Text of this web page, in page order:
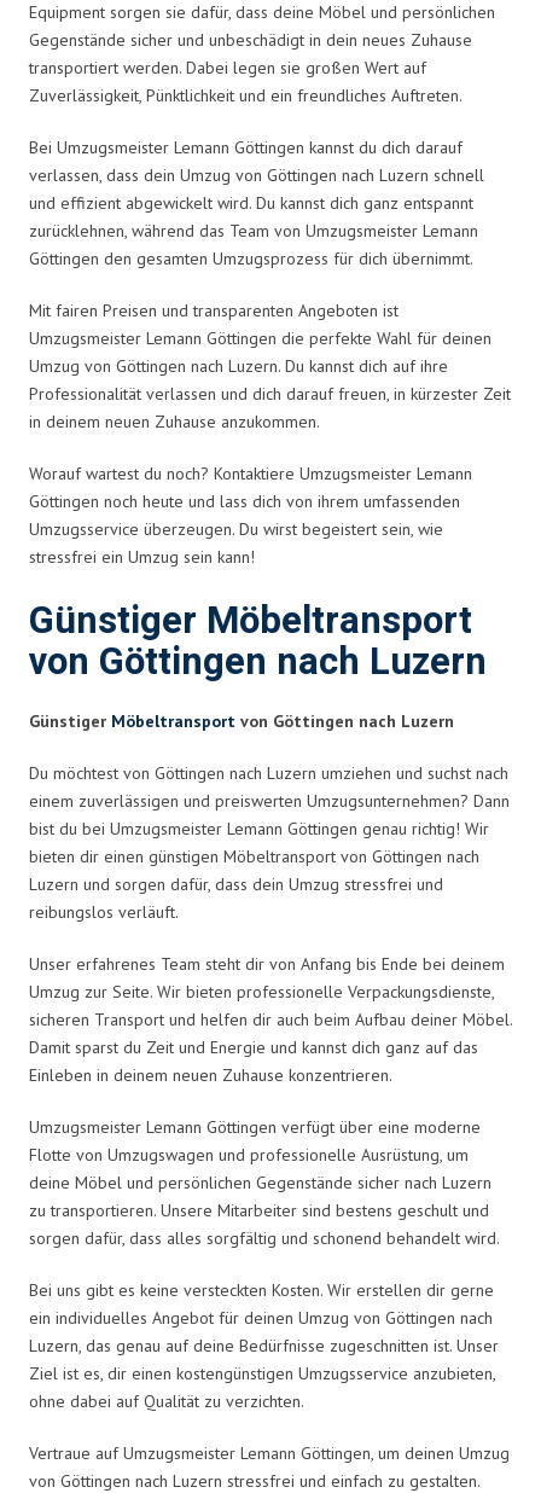
Equipment sorgen sie dafür, dass deine Möbel und persönlichen
Gegenstände sicher und unbeschädigt in dein neues Zuhause
transportiert werden. Dabei legen sie großen Wert auf
Zuverlässigkeit, Pünktlichkeit und ein freundliches Auftreten.
Bei Umzugsmeister Lemann Göttingen kannst du dich darauf
verlassen, dass dein Umzug von Göttingen nach Luzern schnell
und effizient abgewickelt wird. Du kannst dich ganz entspannt
zurücklehnen, während das Team von Umzugsmeister Lemann
Göttingen den gesamten Umzugsprozess für dich übernimmt.
Mit fairen Preisen und transparenten Angeboten ist
Umzugsmeister Lemann Göttingen die perfekte Wahl für deinen
Umzug von Göttingen nach Luzern. Du kannst dich auf ihre
Professionalität verlassen und dich darauf freuen, in kürzester Zeit
in deinem neuen Zuhause anzukommen.
Worauf wartest du noch? Kontaktiere Umzugsmeister Lemann
Göttingen noch heute und lass dich von ihrem umfassenden
Umzugsservice überzeugen. Du wirst begeistert sein, wie
stressfrei ein Umzug sein kann!
Günstiger Möbeltransport
von Göttingen nach Luzern
Günstiger Möbeltransport von Göttingen nach Luzern
Du möchtest von Göttingen nach Luzern umziehen und suchst nach
einem zuverlässigen und preiswerten Umzugsunternehmen? Dann
bist du bei Umzugsmeister Lemann Göttingen genau richtig! Wir
bieten dir einen günstigen Möbeltransport von Göttingen nach
Luzern und sorgen dafür, dass dein Umzug stressfrei und
reibungslos verläuft.
Unser erfahrenes Team steht dir von Anfang bis Ende bei deinem
Umzug zur Seite. Wir bieten professionelle Verpackungsdienste,
sicheren Transport und helfen dir auch beim Aufbau deiner Möbel.
Damit sparst du Zeit und Energie und kannst dich ganz auf das
Einleben in deinem neuen Zuhause konzentrieren.
Umzugsmeister Lemann Göttingen verfügt über eine moderne
Flotte von Umzugswagen und professionelle Ausrüstung, um
deine Möbel und persönlichen Gegenstände sicher nach Luzern
zu transportieren. Unsere Mitarbeiter sind bestens geschult und
sorgen dafür, dass alles sorgfältig und schonend behandelt wird.
Bei uns gibt es keine versteckten Kosten. Wir erstellen dir gerne
ein individuelles Angebot für deinen Umzug von Göttingen nach
Luzern, das genau auf deine Bedürfnisse zugeschnitten ist. Unser
Ziel ist es, dir einen kostengünstigen Umzugsservice anzubieten,
ohne dabei auf Qualität zu verzichten.
Vertraue auf Umzugsmeister Lemann Göttingen, um deinen Umzug
von Göttingen nach Luzern stressfrei und einfach zu gestalten.